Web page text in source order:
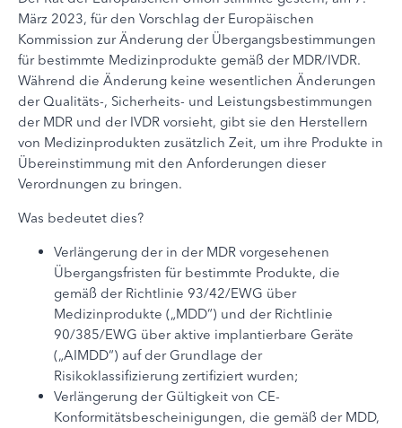
März 2023, für den Vorschlag der Europäischen
Kommission zur Änderung der Übergangsbestimmungen
für bestimmte Medizinprodukte gemäß der MDR/IVDR.
Während die Änderung keine wesentlichen Änderungen
der Qualitäts-, Sicherheits- und Leistungsbestimmungen
der MDR und der IVDR vorsieht, gibt sie den Herstellern
von Medizinprodukten zusätzlich Zeit, um ihre Produkte in
Übereinstimmung mit den Anforderungen dieser
Verordnungen zu bringen.
Was bedeutet dies?
Verlängerung der in der MDR vorgesehenen
Übergangsfristen für bestimmte Produkte, die
gemäß der Richtlinie 93/42/EWG über
Medizinprodukte („MDD“) und der Richtlinie
90/385/EWG über aktive implantierbare Geräte
(„AIMDD“) auf der Grundlage der
Risikoklassifizierung zertifiziert wurden;
Verlängerung der Gültigkeit von CE-
Konformitätsbescheinigungen, die gemäß der MDD,